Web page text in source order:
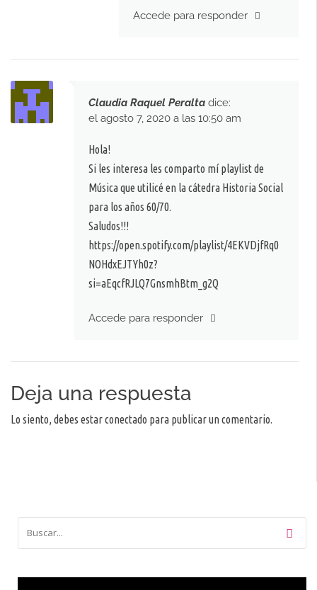
Accede para responder
Claudia Raquel Peralta dice:
el agosto 7, 2020 a las 10:50 am
Hola!
Si les interesa les comparto mí playlist de
Música que utilicé en la cátedra Historia Social
para los años 60/70.
Saludos!!!
https://open.spotify.com/playlist/4EKVDjfRq0
NOHdxEJTYh0z?
si=aEqcfRJLQ7GnsmhBtm_g2Q
Accede para responder
Deja una respuesta
Lo siento, debes estarconectado para publicar un comentario.